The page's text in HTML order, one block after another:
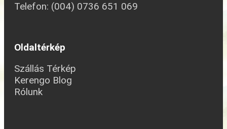
Telefon: (004) 0736 651 069
Oldaltérkép
Szállás Térkép
Kerengo Blog
Rólunk